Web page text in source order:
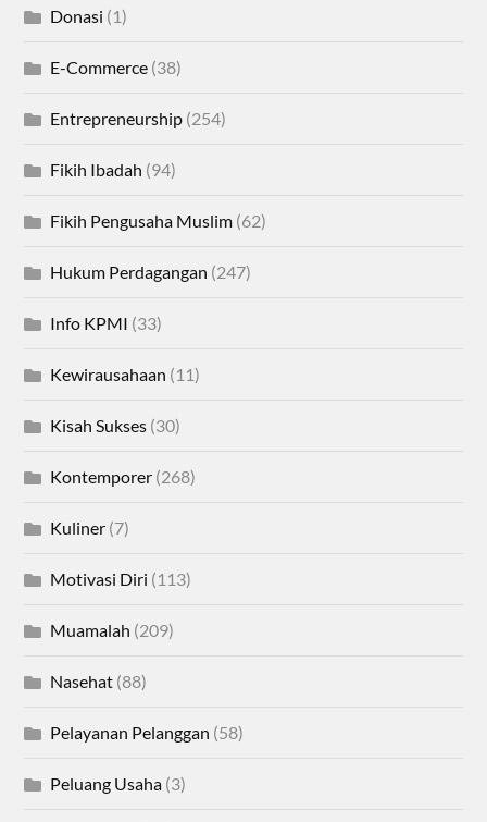
Donasi (1)
E-Commerce (38)
Entrepreneurship (254)
Fikih Ibadah (94)
Fikih Pengusaha Muslim (62)
Hukum Perdagangan (247)
Info KPMI (33)
Kewirausahaan (11)
Kisah Sukses (30)
Kontemporer (268)
Kuliner (7)
Motivasi Diri (113)
Muamalah (209)
Nasehat (88)
Pelayanan Pelanggan (58)
Peluang Usaha (3)